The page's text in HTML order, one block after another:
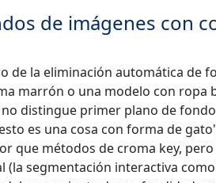
de imágenes con
de la eliminación automática de
marrón o una modelo con ropa
distingue primer plano de
es una cosa con forma de
que métodos de croma key,
segmentación interactiva